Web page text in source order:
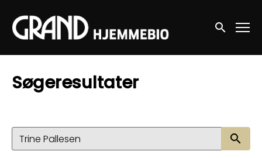
Accessibility Links
Søg nu
Søgeresultater